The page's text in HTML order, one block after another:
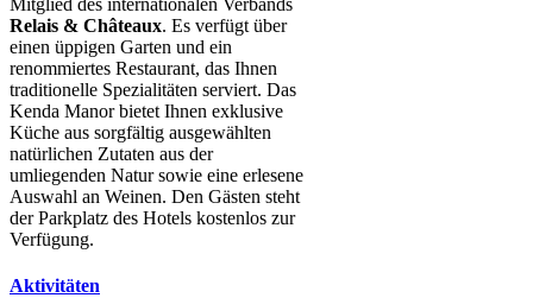
Mitglied des internationalen Verbands
Relais & Châteaux. Es verfügt über
einen üppigen Garten und ein
renommiertes Restaurant, das Ihnen
traditionelle Spezialitäten serviert. Das
Kenda Manor bietet Ihnen exklusive
Küche aus sorgfältig ausgewählten
natürlichen Zutaten aus der
umliegenden Natur sowie eine erlesene
Auswahl an Weinen. Den Gästen steht
der Parkplatz des Hotels kostenlos zur
Verfügung.
Aktivitäten